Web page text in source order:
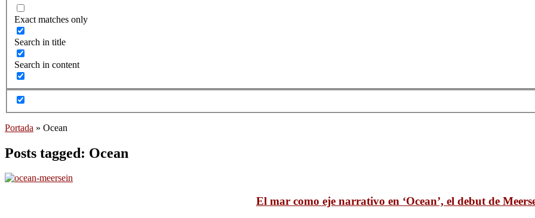
Exact matches only
Search in title
Search in content
Portada » Ocean
Posts tagged: Ocean
El mar como eje narrativo en ‘Ocean’, el debut de